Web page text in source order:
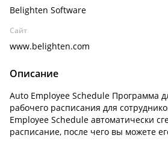
Belighten Software
Сайт
www.belighten.com
Описание
Auto Employee Schedule Программа
рабочего расписания для
Employee Schedule автоматически
расписание, после чего вы можете